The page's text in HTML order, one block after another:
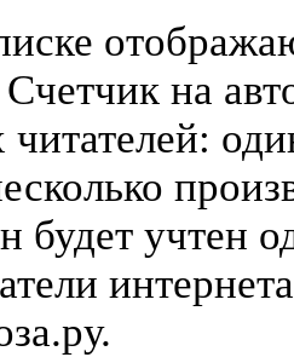
на
будет учтен